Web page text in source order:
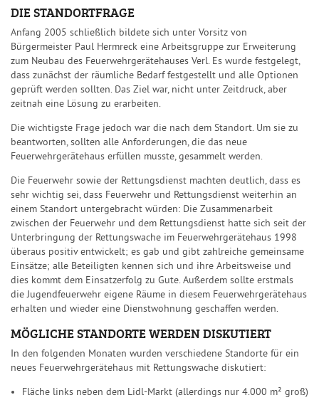
DIE STANDORTFRAGE
Anfang 2005 schließlich bildete sich unter Vorsitz von
Bürgermeister Paul Hermreck eine Arbeitsgruppe zur Erweiterung
zum Neubau des Feuerwehrgerätehauses Verl. Es wurde festgelegt,
dass zunächst der räumliche Bedarf festgestellt und alle Optionen
geprüft werden sollten. Das Ziel war, nicht unter Zeitdruck, aber
zeitnah eine Lösung zu erarbeiten.
Die wichtigste Frage jedoch war die nach dem Standort. Um sie zu
beantworten, sollten alle Anforderungen, die das neue
Feuerwehrgerätehaus erfüllen musste, gesammelt werden.
Die Feuerwehr sowie der Rettungsdienst machten deutlich, dass es
sehr wichtig sei, dass Feuerwehr und Rettungsdienst weiterhin an
einem Standort untergebracht würden: Die Zusammenarbeit
zwischen der Feuerwehr und dem Rettungsdienst hatte sich seit der
Unterbringung der Rettungswache im Feuerwehrgerätehaus 1998
überaus positiv entwickelt; es gab und gibt zahlreiche gemeinsame
Einsätze; alle Beteiligten kennen sich und ihre Arbeitsweise und
dies kommt dem Einsatzerfolg zu Gute. Außerdem sollte erstmals
die Jugendfeuerwehr eigene Räume in diesem Feuerwehrgerätehaus
erhalten und wieder eine Dienstwohnung geschaffen werden.
MÖGLICHE STANDORTE WERDEN DISKUTIERT
In den folgenden Monaten wurden verschiedene Standorte für ein
neues Feuerwehrgerätehaus mit Rettungswache diskutiert:
Fläche links neben dem Lidl-Markt (allerdings nur 4.000 m² groß)